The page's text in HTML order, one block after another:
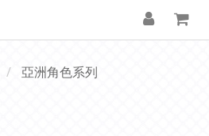
亞洲角色系列